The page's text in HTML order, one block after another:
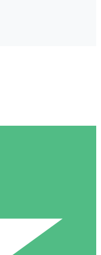
Credits. Keine